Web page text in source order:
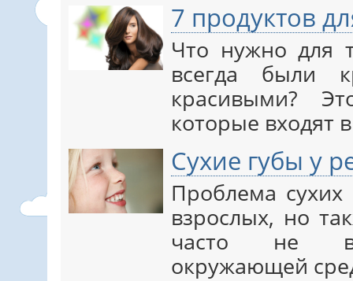
7 продуктов
Что нужно для
всегда были
красивыми?
которые входят
Сухие губы у
Проблема сухих
взрослых, но
часто не
окружающей